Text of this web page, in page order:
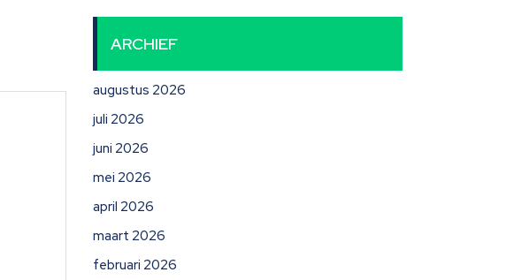
ARCHIEF
augustus 2026
juli 2026
juni 2026
mei 2026
april 2026
maart 2026
februari 2026